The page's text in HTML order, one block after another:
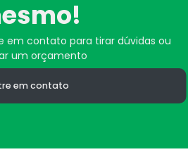
em contato para tirar dúvidas ou
um orçamento
em contato